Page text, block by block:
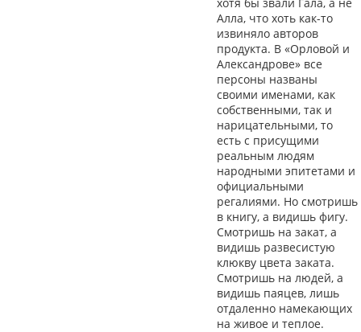
Алла, что хоть как-то
извиняло авторов
продукта. В «Орловой и
Александрове» все
персоны названы
своими именами, как
собственными, так и
нарицательными, то
есть с присущими
реальным людям
народными эпитетами и
официальными
регалиями. Но смотришь
в книгу, а видишь фигу.
Смотришь на закат, а
видишь развесистую
клюкву цвета заката.
Смотришь на людей, а
видишь паяцев, лишь
отдаленно намекающих
на живое и теплое.